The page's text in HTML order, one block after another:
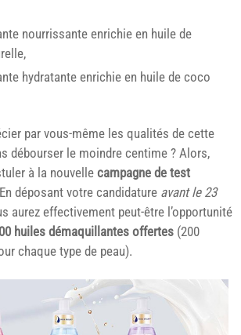
nourrissante enrichie en huile de
hydratante enrichie en huile de coco
par vous-même les qualités de cette
débourser le moindre centime ? Alors,
à la nouvelle campagne de test
déposant votre candidature avant le 23
aurez effectivement peut-être l’opportunité
huiles démaquillantes offertes (200
chaque type de peau).